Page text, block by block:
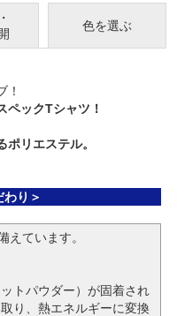
色を選ぶ
！
ペックTシャツ！
ポリエステル。
わり＞
えています。
トパウダー）が固着され
り、熱エネルギーに変換